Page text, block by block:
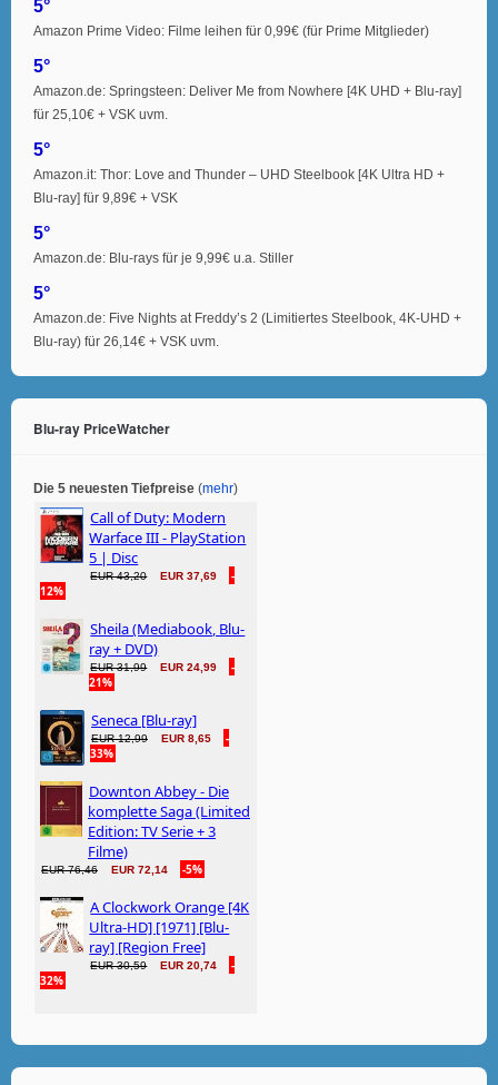
5°
Amazon Prime Video: Filme leihen für 0,99€ (für Prime Mitglieder)
5°
Amazon.de: Springsteen: Deliver Me from Nowhere [4K UHD + Blu-ray]
für 25,10€ + VSK uvm.
5°
Amazon.it: Thor: Love and Thunder – UHD Steelbook [4K Ultra HD +
Blu-ray] für 9,89€ + VSK
5°
Amazon.de: Blu-rays für je 9,99€ u.a. Stiller
5°
Amazon.de: Five Nights at Freddy’s 2 (Limitiertes Steelbook, 4K-UHD +
Blu-ray) für 26,14€ + VSK uvm.
Blu-ray PriceWatcher
Die 5 neuesten Tiefpreise (mehr)